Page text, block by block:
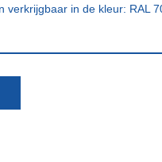
verkrijgbaar in de kleur: RAL